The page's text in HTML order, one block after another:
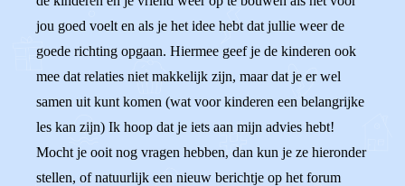
jou goed voelt en als je het idee hebt dat jullie weer de
goede richting opgaan. Hiermee geef je de kinderen ook
mee dat relaties niet makkelijk zijn, maar dat je er wel
samen uit kunt komen (wat voor kinderen een belangrijke
les kan zijn) Ik hoop dat je iets aan mijn advies hebt!
Mocht je ooit nog vragen hebben, dan kun je ze hieronder
stellen, of natuurlijk een nieuw berichtje op het forum